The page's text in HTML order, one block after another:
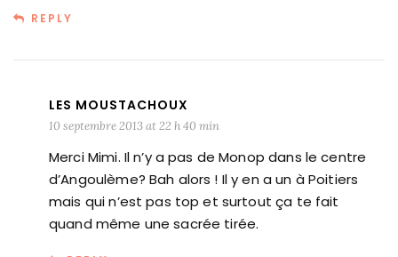
REPLY
LES MOUSTACHOUX
10 septembre 2013 at 22 h 40 min
Merci Mimi. Il n’y a pas de Monop dans le centre
d’Angoulème? Bah alors ! Il y en a un à Poitiers
mais qui n’est pas top et surtout ça te fait
quand même une sacrée tirée.